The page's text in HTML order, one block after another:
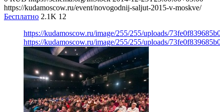
https://kudamoscow.ru/event/novogodnij-saljut-2015-v-moskve/
Бесплатно 2.1K 12
https://kudamoscow.ru/image/255/255/uploads/
https://kudamoscow.ru/image/255/255/uploads/